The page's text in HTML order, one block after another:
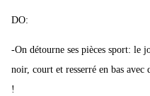
DO:
-On détourne ses pièces sport: le
noir, court et resserré en bas avec
!